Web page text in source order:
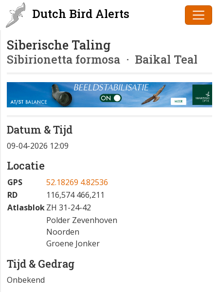
Dutch Bird Alerts
Siberische Taling
Sibirionetta formosa · Baikal Teal
Datum & Tijd
09-04-2026 12:09
Locatie
GPS
52.18269 4.82536
RD
116,574 466,211
AtlasblokZH 31-24-42
Polder Zevenhoven
Noorden
Groene Jonker
Tijd & Gedrag
Onbekend